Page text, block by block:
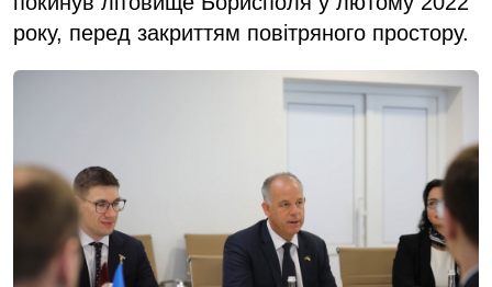
року, перед закриттям повітряного простору.